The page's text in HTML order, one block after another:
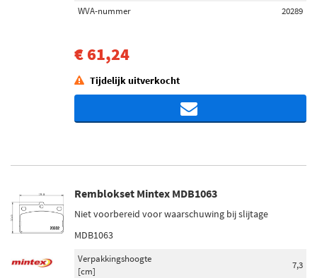
WVA-nummer
20289
€ 61,24
Tijdelijk uitverkocht
Remblokset Mintex MDB1063
Niet voorbereid voor waarschuwing bij slijtage
MDB1063
Verpakkingshoogte
[cm]
7,3